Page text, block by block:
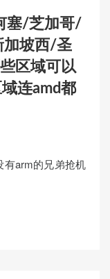
塞/芝加哥/
坡西/圣
区域可以
连amd都
有arm的兄弟抢机